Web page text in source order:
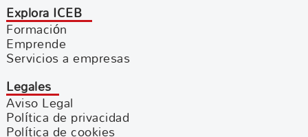
Explora ICEB
Formación
Emprende
Servicios a empresas
Legales
Aviso Legal
Política de privacidad
Política de cookies